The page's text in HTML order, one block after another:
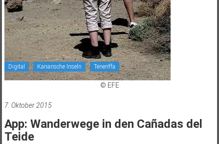
Digital Kanarische Inseln Teneriffa
© EFE
7. Oktober 2015
App: Wanderwege in den Cañadas del
Teide